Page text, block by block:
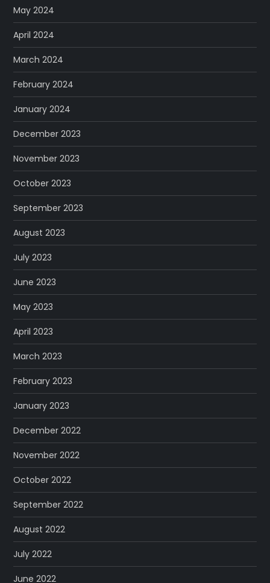
May 2024
April 2024
March 2024
February 2024
January 2024
December 2023
November 2023
October 2023
September 2023
August 2023
July 2023
June 2023
May 2023
April 2023
March 2023
February 2023
January 2023
December 2022
November 2022
October 2022
September 2022
August 2022
July 2022
June 2022